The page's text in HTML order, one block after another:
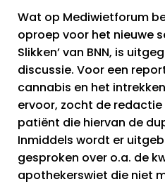
Wat op Mediwietforum
oproep voor het nieuwe
Slikken’ van BNN, is
discussie. Voor een
cannabis en het
ervoor, zocht de redactie
patiënt die hiervan de
Inmiddels wordt er
gesproken over o.a. de
apothekerswiet die niet